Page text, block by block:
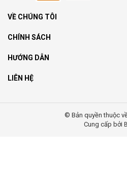
VỀ CHÚNG TÔI
CHÍNH SÁCH
HƯỚNG DẪN
LIÊN HỆ
© Bản quyền thuộc
Cung cấp bởi